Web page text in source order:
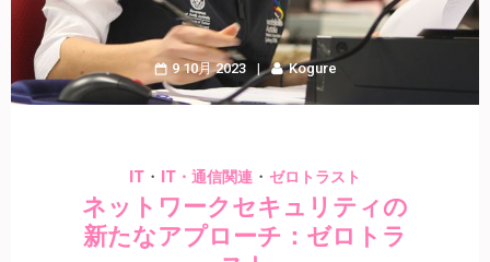
9 10月 2023 Kogure
IT ・ IT・通信関連 ・ ゼロトラスト
ネットワークセキュリティの
新たなアプローチ：ゼロトラ